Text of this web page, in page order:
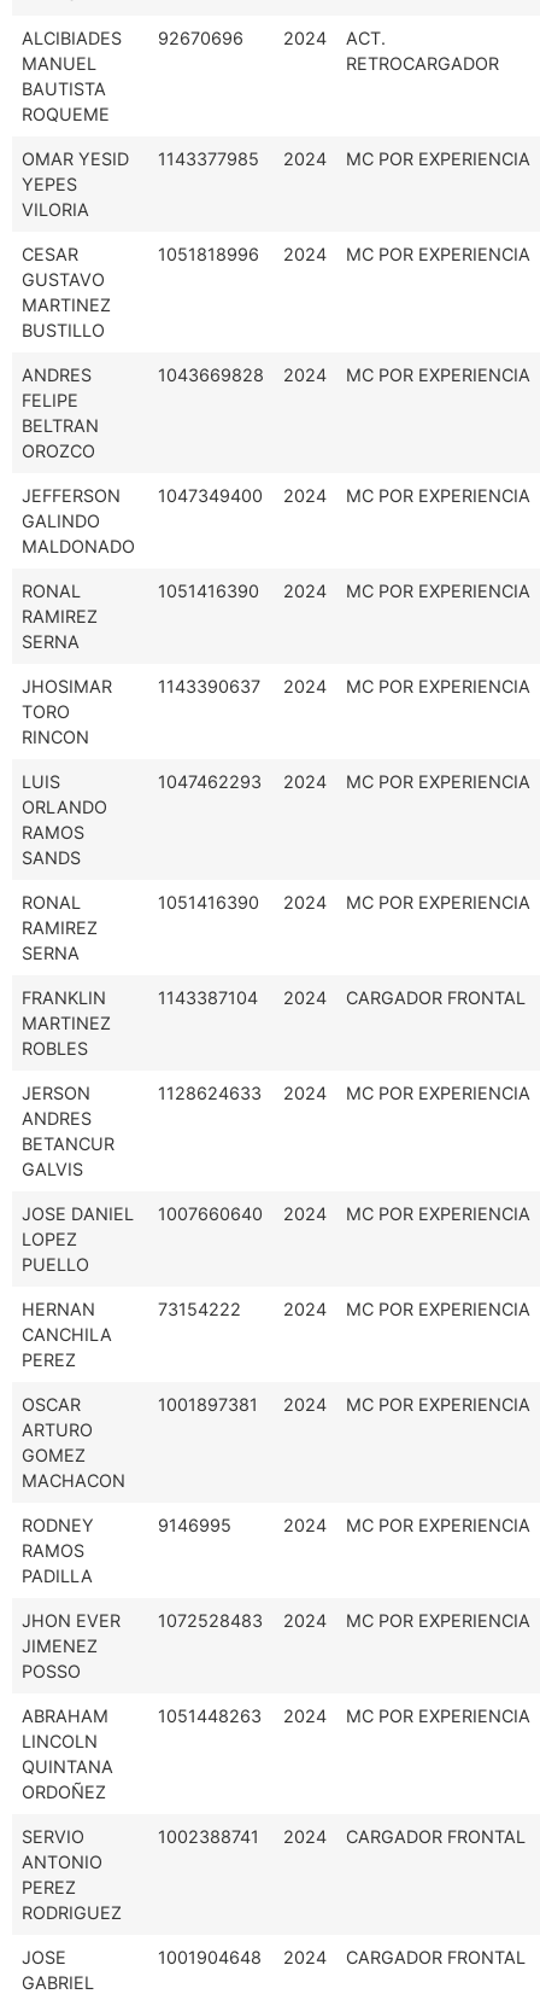
ALCIBIADES
MANUEL
BAUTISTA
ROQUEME
92670696 2024
ACT.
RETROCARGADOR
OMAR YESID
YEPES
VILORIA
1143377985 2024 MC POR EXPERIENCIA
CESAR
GUSTAVO
MARTINEZ
BUSTILLO
1051818996 2024 MC POR EXPERIENCIA
ANDRES
FELIPE
BELTRAN
OROZCO
1043669828 2024 MC POR EXPERIENCIA
JEFFERSON
GALINDO
MALDONADO
1047349400 2024 MC POR EXPERIENCIA
RONAL
RAMIREZ
SERNA
1051416390 2024 MC POR EXPERIENCIA
JHOSIMAR
TORO
RINCON
1143390637 2024 MC POR EXPERIENCIA
LUIS
ORLANDO
RAMOS
SANDS
1047462293 2024 MC POR EXPERIENCIA
RONAL
RAMIREZ
SERNA
1051416390 2024 MC POR EXPERIENCIA
FRANKLIN
MARTINEZ
ROBLES
1143387104 2024 CARGADOR FRONTAL
JERSON
ANDRES
BETANCUR
GALVIS
1128624633 2024 MC POR EXPERIENCIA
JOSE DANIEL
LOPEZ
PUELLO
1007660640 2024 MC POR EXPERIENCIA
HERNAN
CANCHILA
PEREZ
73154222 2024 MC POR EXPERIENCIA
OSCAR
ARTURO
GOMEZ
MACHACON
1001897381 2024 MC POR EXPERIENCIA
RODNEY
RAMOS
PADILLA
9146995 2024 MC POR EXPERIENCIA
JHON EVER
JIMENEZ
POSSO
1072528483 2024 MC POR EXPERIENCIA
ABRAHAM
LINCOLN
QUINTANA
ORDOÑEZ
1051448263 2024 MC POR EXPERIENCIA
SERVIO
ANTONIO
PEREZ
RODRIGUEZ
1002388741 2024 CARGADOR FRONTAL
JOSE
GABRIEL
1001904648 2024 CARGADOR FRONTAL